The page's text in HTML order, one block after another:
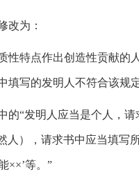
改为：
特点作出创造性贡献
写的发明人不符合该规
的“发明人应当是个人，
人），请求书中应当填
××’等。”